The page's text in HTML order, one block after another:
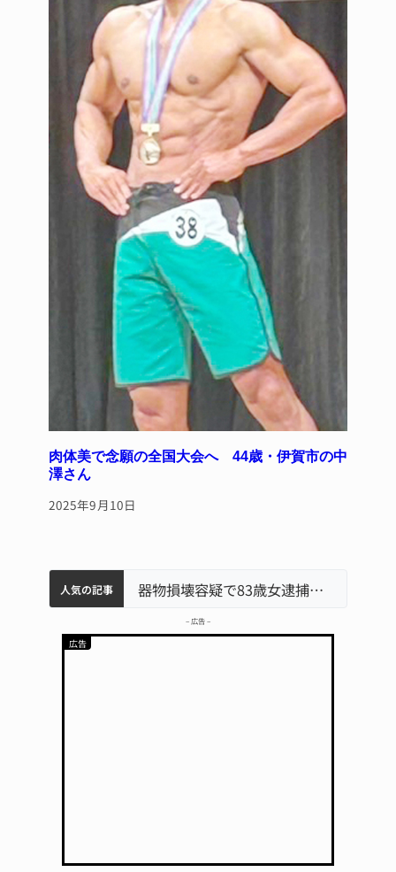
肉体美で念願の全国大会へ 44歳・伊賀市の中
澤さん
2025年9月10日
人気の記事
名張市水道料金47％値上げへ 答申案、審議会で大筋まとまる
中学校の陶壁モニュメント 地元建設会社がボランティアで清掃 伊賀名張市立病院のDMAT、熊本地震の被災地へ 能登以来3回目の派遣
器物損壊容疑で83歳女逮捕 伊賀署 「息子が妊娠させた」母娘だまされ400万円詐欺被害 名張
– 広告 –